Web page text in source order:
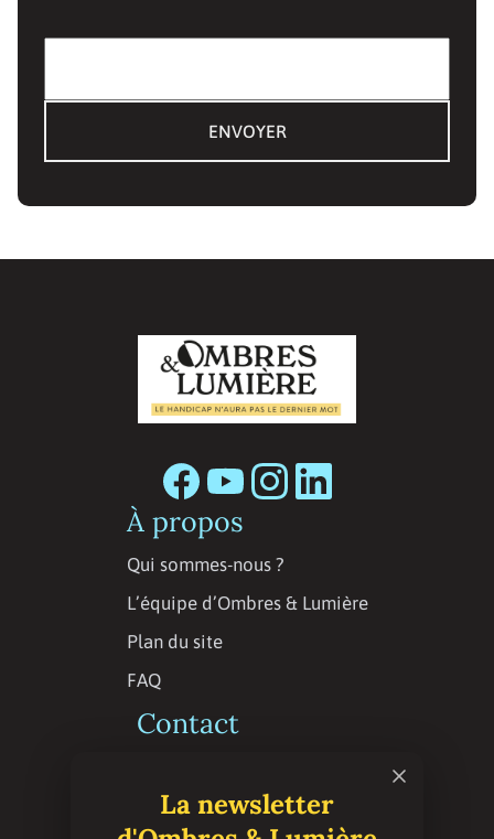
À propos
Qui sommes-nous ?
L’équipe d’Ombres & Lumière
Plan du site
FAQ
Contact
Espace presse
La newsletter